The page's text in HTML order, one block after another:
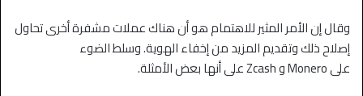
وقال إن الأمر المثير للاهتمام هو أن هناك عملات مشفرة أخرى تحاول
إصلاح ذلك وتقديم المزيد من إخفاء الهوية. وسلط الضوء
على Monero و Zcash على أنها بعض الأمثلة.